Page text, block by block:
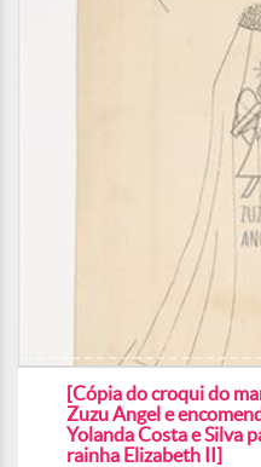
[Cópia do croqui do
Zuzu Angel e
Yolanda Costa e Silva
rainha Elizabeth II]